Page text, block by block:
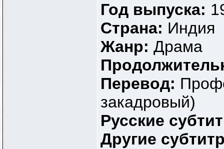
Год выпуска:
Страна: Индия
Жанр: Драма
Перевод:
закадровый)
Русские
Другие